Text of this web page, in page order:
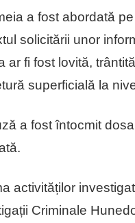
a fost abordată
solicitării unor
ar fi fost lovită,
superficială la
a fost întocmit
activităților
Criminale